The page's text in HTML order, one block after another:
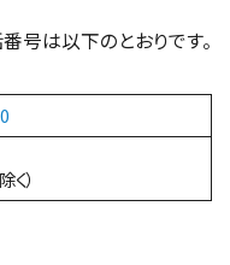
号は以下のとおりです。
く）